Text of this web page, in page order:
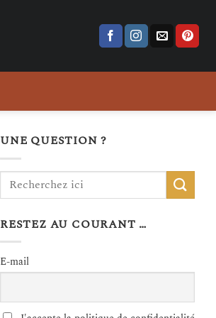
UNE QUESTION ?
RESTEZ AU COURANT …
E-mail